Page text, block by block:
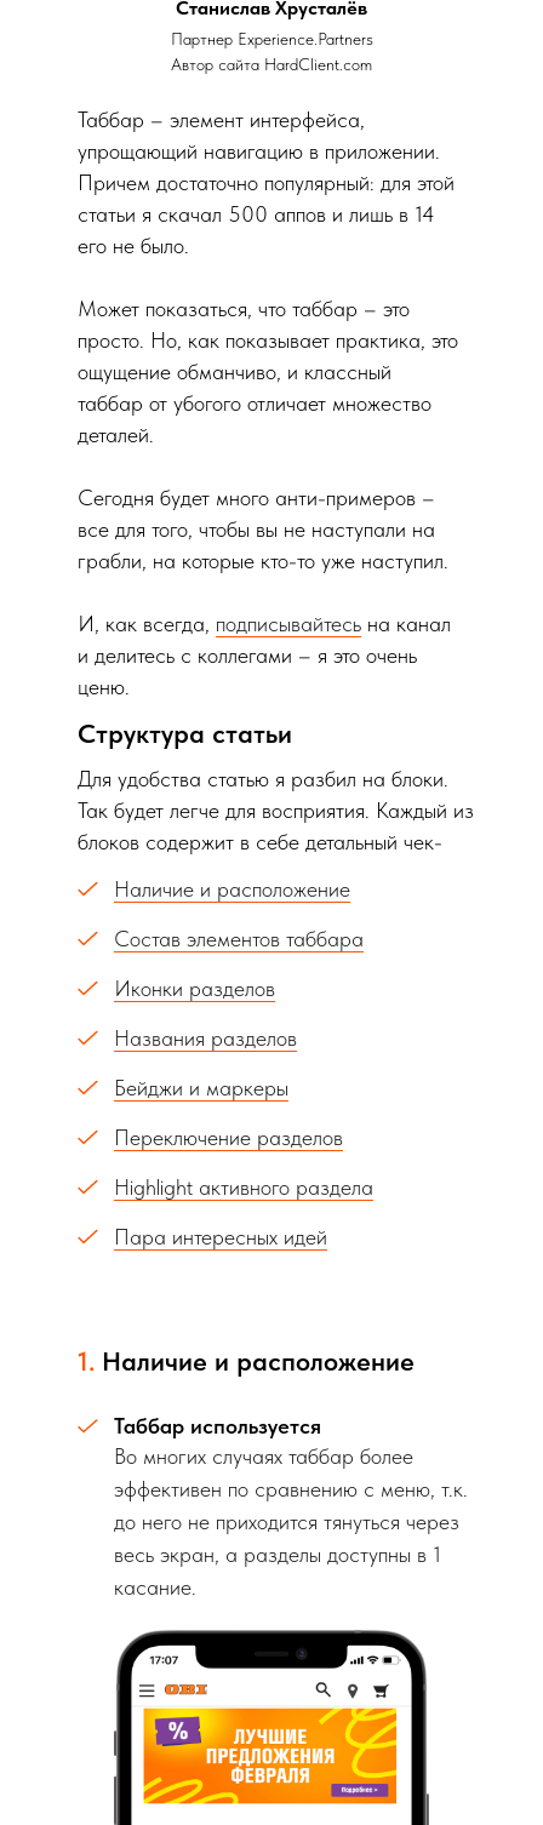
Таббар – элемент интерфейса,
упрощающий навигацию в приложении.
Причем достаточно популярный: для этой
статьи я скачал 500 аппов и лишь в 14
его не было.
Может показаться, что таббар – это
просто. Но, как показывает практика, это
ощущение обманчиво, и классный
таббар от убогого отличает множество
деталей.
Сегодня будет много анти-примеров –
все для того, чтобы вы не наступали на
грабли, на которые кто-то уже наступил.
И, как всегда, подписывайтесь на канал
и делитесь с коллегами – я это очень
ценю.
Станислав Хрусталёв
Партнер Experience.Partners
Автор сайта HardClient.com
Структура статьи
Для удобства статью я разбил на блоки.
Так будет легче для восприятия. Каждый из
блоков содержит в себе детальный чек-
Наличие и расположение
Состав элементов таббара
Иконки разделов
Названия разделов
Бейджи и маркеры
Переключение разделов
Highlight активного раздела
Пара интересных идей
1. Наличие и расположение
Таббар используется
Во многих случаях таббар более
эффективен по сравнению с меню, т.к.
до него не приходится тянуться через
весь экран, а разделы доступны в 1
касание.